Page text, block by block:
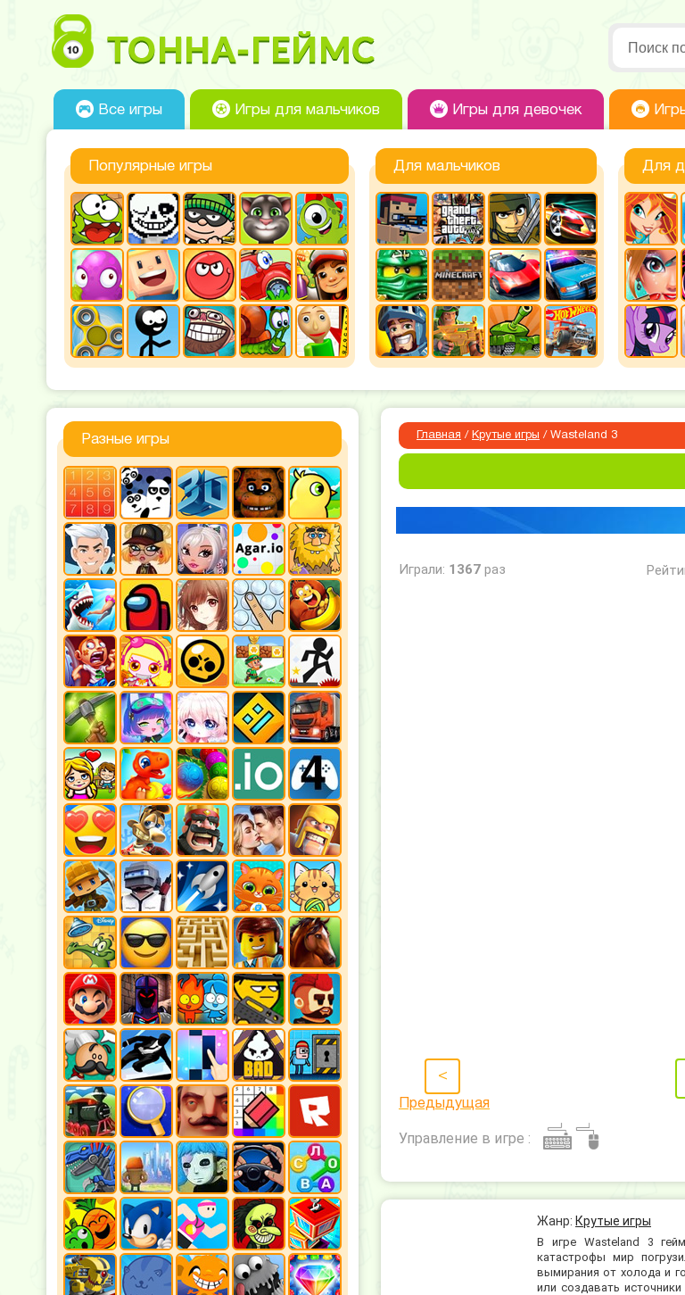
Все игры Игры для мальчиков Игры для девочек
Популярные игры Для мальчиков Для
Разные игры Главная / Крутые игры / Wasteland 3
Играли: 1367 раз
<
Предыдущая
Управление в игре :
Жанр: Крутые игры
В игре Wasteland 3
катастрофы мир
вымирания от холода и
или создавать